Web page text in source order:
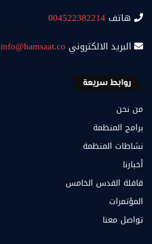
هاتف 004522382214
البريد الالكتروني info@hamsaat.co
روابط سريعة
من نحن
برامج المنظمة
نشاطات المنظمة
أخبارنا
قافلة القدس الخامس
المؤتمرات
تواصل معنا